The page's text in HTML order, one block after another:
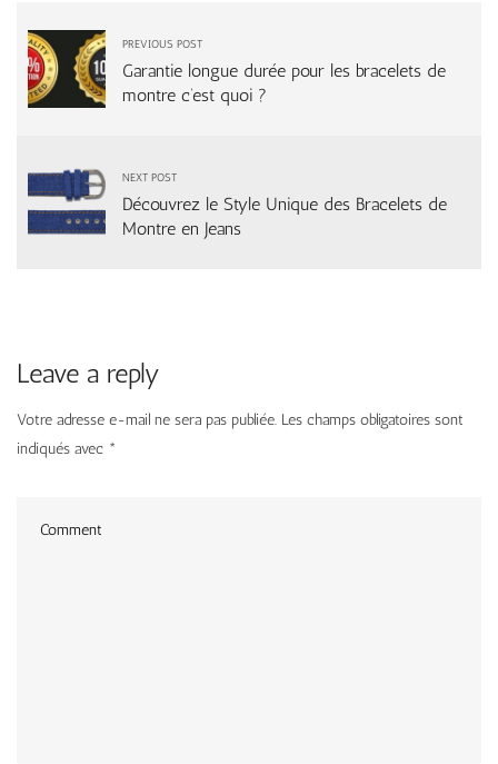
PREVIOUS POST
Garantie longue durée pour les bracelets de
montre c’est quoi ?
NEXT POST
Découvrez le Style Unique des Bracelets de
Montre en Jeans
Leave a reply
Votre adresse e-mail ne sera pas publiée. Les champs obligatoires sont
indiqués avec *